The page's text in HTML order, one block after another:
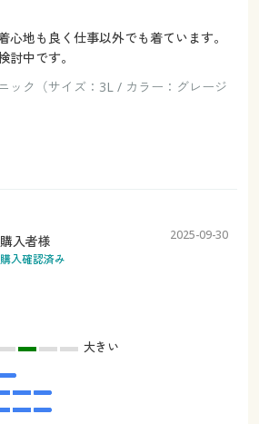
心地も良く仕事以外でも着ています。
討中です。
ック（サイズ：3L / カラー：グレージ
入者様
購入確認済み
2025-09-30
大きい